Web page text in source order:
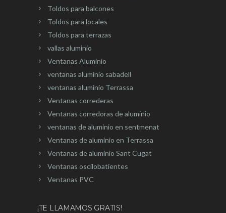
Toldos para balcones
Toldos para locales
Toldos para terrazas
vallas aluminio
Ventanas Aluminio
ventanas aluminio sabadell
ventanas aluminio Terrassa
Ventanas correderas
Ventanas corredoras de aluminio
ventanas de aluminio en sentmenat
Ventanas de aluminio en Terrassa
Ventanas de aluminio Sant Cugat
Ventanas oscilobatientes
Ventanas PVC
¡TE LLAMAMOS GRATIS!